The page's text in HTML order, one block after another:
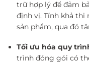
trữ hợp lý để đảm
định vị. Tính khả
sản phẩm, qua đó
Tối ưu hóa quy
trình đóng gói có